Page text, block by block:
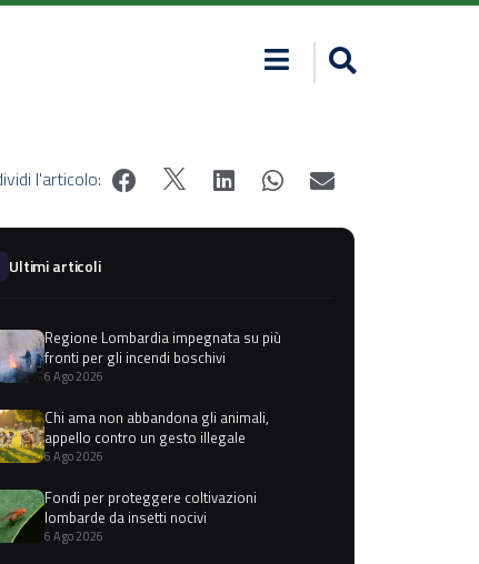
l'articolo:
Ultimi articoli
Regione Lombardia impegnata su più
fronti per gli incendi boschivi
6 Ago 2026
Chi ama non abbandona gli animali,
appello contro un gesto illegale
6 Ago 2026
Fondi per proteggere coltivazioni
lombarde da insetti nocivi
6 Ago 2026